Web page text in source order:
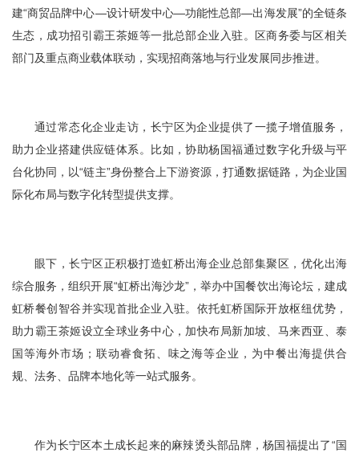
建“商贸品牌中心—设计研发中心—功能性总部—出海发展”的全链条
生态，成功招引霸王茶姬等一批总部企业入驻。区商务委与区相关
部门及重点商业载体联动，实现招商落地与行业发展同步推进。
通过常态化企业走访，长宁区为企业提供了一揽子增值服务，
助力企业搭建供应链体系。比如，协助杨国福通过数字化升级与平
台化协同，以“链主”身份整合上下游资源，打通数据链路，为企业国
际化布局与数字化转型提供支撑。
眼下，长宁区正积极打造虹桥出海企业总部集聚区，优化出海
综合服务，组织开展“虹桥出海沙龙”，举办中国餐饮出海论坛，建成
虹桥餐创智谷并实现首批企业入驻。依托虹桥国际开放枢纽优势，
助力霸王茶姬设立全球业务中心，加快布局新加坡、马来西亚、泰
国等海外市场；联动睿食拓、味之海等企业，为中餐出海提供合
规、法务、品牌本地化等一站式服务。
作为长宁区本土成长起来的麻辣烫头部品牌，杨国福提出了“国